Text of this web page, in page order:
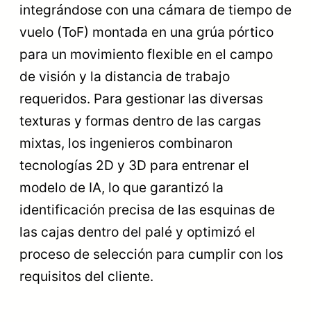
integrándose con una cámara de tiempo de
vuelo (ToF) montada en una grúa pórtico
para un movimiento flexible en el campo
de visión y la distancia de trabajo
requeridos. Para gestionar las diversas
texturas y formas dentro de las cargas
mixtas, los ingenieros combinaron
tecnologías 2D y 3D para entrenar el
modelo de IA, lo que garantizó la
identificación precisa de las esquinas de
las cajas dentro del palé y optimizó el
proceso de selección para cumplir con los
requisitos del cliente.